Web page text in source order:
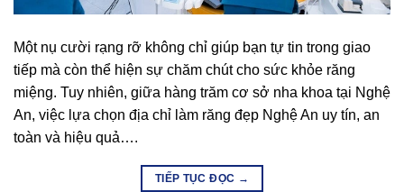
Một nụ cười rạng rỡ không chỉ giúp bạn tự tin trong giao
tiếp mà còn thể hiện sự chăm chút cho sức khỏe răng
miệng. Tuy nhiên, giữa hàng trăm cơ sở nha khoa tại Nghệ
An, việc lựa chọn địa chỉ làm răng đẹp Nghệ An uy tín, an
toàn và hiệu quả….
TIẾP TỤC ĐỌC →